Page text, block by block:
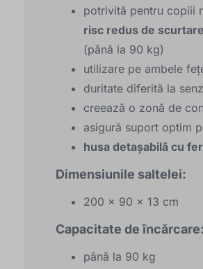
potrivită pentru copiii
risc redus de
(până la 90 kg)
utilizare pe ambele
duritate diferită la
creează o zonă de
asigură suport optim
husa detașabilă cu
Dimensiunile saltelei:
200 x 90 x 13 cm
Capacitate de încărcare:
până la 90 kg